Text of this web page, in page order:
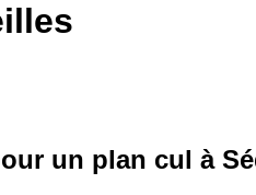
un plan cul à